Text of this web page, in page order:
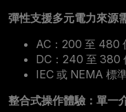
彈性支援多元電力來源
AC：200 至 480
DC：240 至 380
IEC 或 NEMA 標
整合式操作體驗：單一